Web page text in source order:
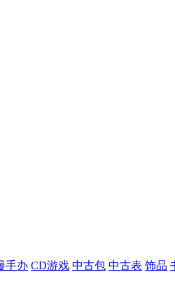
手办 CD游戏 中古包 中古表 饰品